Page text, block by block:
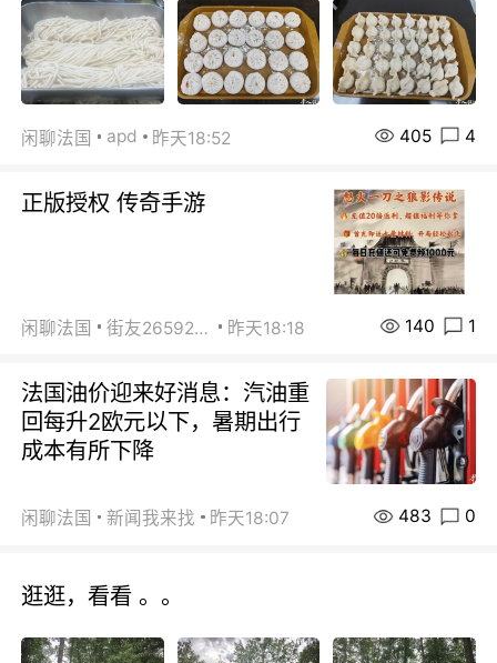
闲聊法国 apd 昨天18:52 405 4
正版授权 传奇手游
闲聊法国 街友26592800 昨天18:18 140 1
法国油价迎来好消息：汽油重
回每升2欧元以下，暑期出行
成本有所下降
闲聊法国 新闻我来找 昨天18:07 483 0
逛逛，看看 。。